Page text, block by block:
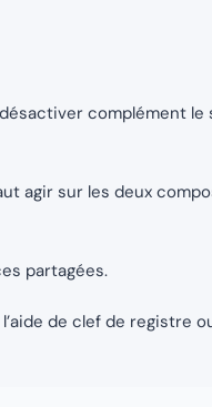
complément le
agir sur les deux
partagées.
de clef de registre